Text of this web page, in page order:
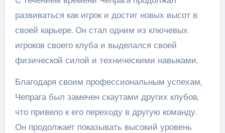
развиваться как игрок и достиг новых высот в
своей карьере. Он стал одним из ключевых
игроков своего клуба и выделался своей
физической силой и техническими навыками.
Благодаря своим профессиональным успехам,
Чепрага был замечен скаутами других клубов,
что привело к его переходу в другую команду.
Он продолжает показывать высокий уровень